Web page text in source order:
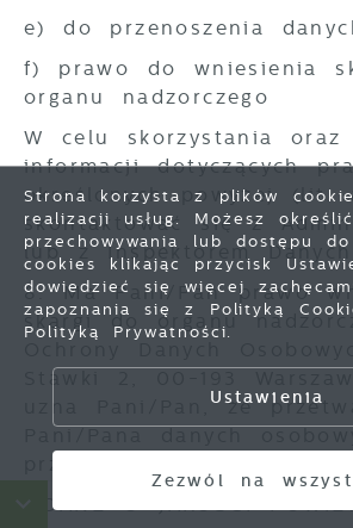
e) do przenoszenia
f) prawo do wniesienia
organu nadzorczego
W celu skorzystania oraz
informacji dotyczących
określonych powyżej (lit.
skontaktować się z
lub z Inspektorem Danych
8. Ma Pani/Pan prawo
skargi do organu
Stawki 2, 00-193
uzna Pani/Pan, że
osobowych, a od 25
O JAKOŚCI POWIETRZA
Strona korzysta z plików
realizacji usług. Możesz
przechowywania lub dostępu
cookies klikając przycisk
dowiedzieć się więcej
zapoznania się z Polityką
Polityką Prywatności.
Ustawienia
Zezwól na
Zapisz wybrane
Zezwól na